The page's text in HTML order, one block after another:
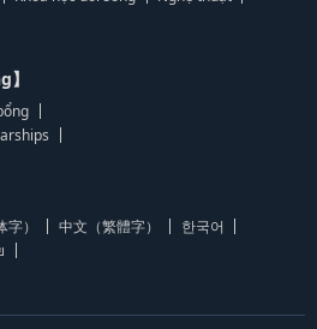
） 中文（繁體字）
한국어